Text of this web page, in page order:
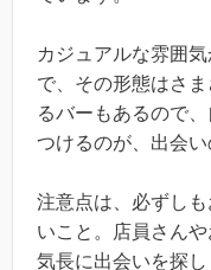
カジュアルな雰囲
で、その形態はさ
るバーもあるので
つけるのが、出会い
注意点は、必ずし
いこと。店員さん
気長に出会いを探し